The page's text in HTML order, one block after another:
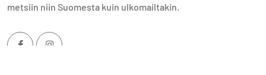
metsiin niin Suomesta kuin ulkomailtakin.